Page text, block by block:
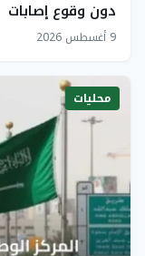
دون وقوع إصابات
9 أغسطس 2026
محليات